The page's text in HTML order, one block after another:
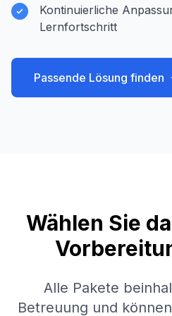
Kontinuierliche
Lernfortschritt
Passende Lösung finden
Wählen Sie
Alle Pakete
Betreuung und